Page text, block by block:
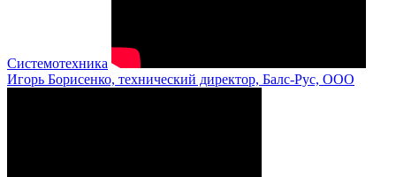
Системотехника
Игорь Борисенко, технический директор, Балс-Рус, ООО